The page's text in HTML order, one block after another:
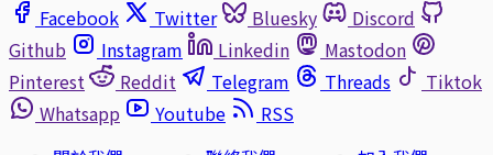
Facebook
Twitter Bluesky
Discord
Github
Instagram Linkedin
Mastodon
Pinterest
Reddit Telegram Threads
Tiktok
Whatsapp
Youtube
RSS